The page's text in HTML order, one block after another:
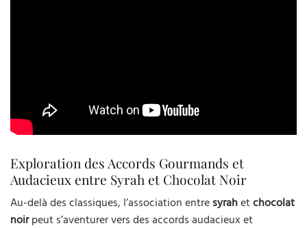
Exploration des Accords Gourmands et
Audacieux entre Syrah et Chocolat Noir
Au-delà des classiques, l’association entre syrahetchocolat
noirpeut s’aventurer vers des accords audacieux et